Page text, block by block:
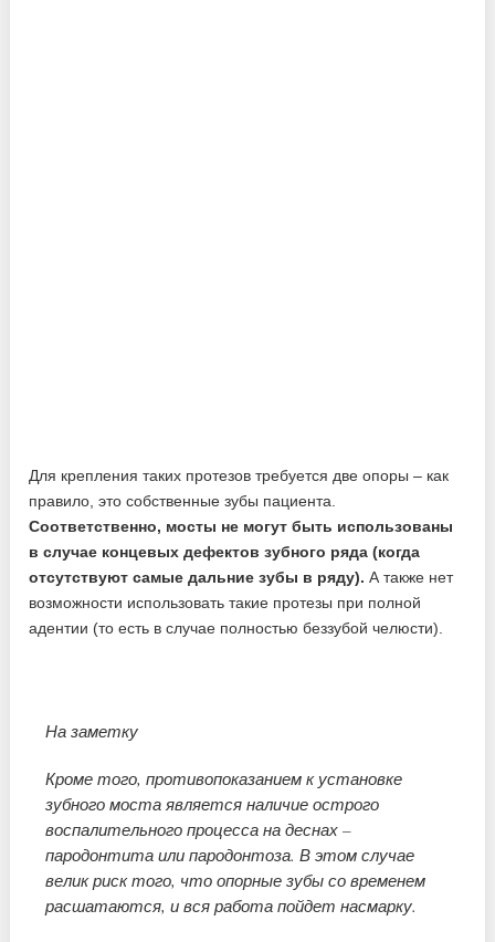
Для крепления таких протезов требуется две опоры – как
правило, это собственные зубы пациента.
Соответственно, мосты не могут быть использованы
в случае концевых дефектов зубного ряда (когда
отсутствуют самые дальние зубы в ряду). А также нет
возможности использовать такие протезы при полной
адентии (то есть в случае полностью беззубой челюсти).
На заметку
Кроме того, противопоказанием к установке
зубного моста является наличие острого
воспалительного процесса на деснах –
пародонтита или пародонтоза. В этом случае
велик риск того, что опорные зубы со временем
расшатаются, и вся работа пойдет насмарку.